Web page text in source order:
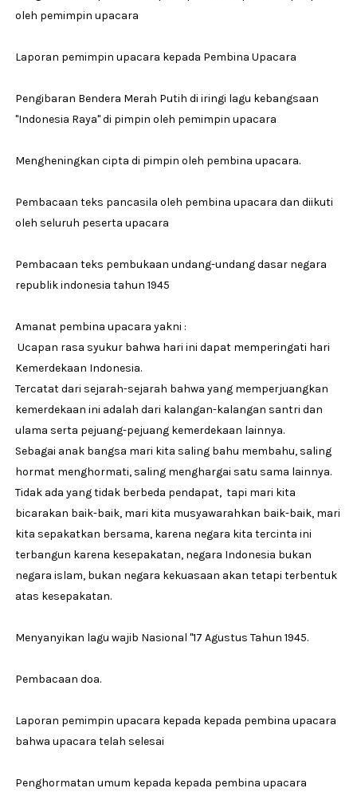
oleh pemimpin upacara
Laporan pemimpin upacara kepada Pembina Upacara
Pengibaran Bendera Merah Putih di iringi lagu kebangsaan
"Indonesia Raya" di pimpin oleh pemimpin upacara
Mengheningkan cipta di pimpin oleh pembina upacara.
Pembacaan teks pancasila oleh pembina upacara dan diikuti
oleh seluruh peserta upacara
Pembacaan teks pembukaan undang-undang dasar negara
republik indonesia tahun 1945
Amanat pembina upacara yakni :
Ucapan rasa syukur bahwa hari ini dapat memperingati hari
Kemerdekaan Indonesia.
Tercatat dari sejarah-sejarah bahwa yang memperjuangkan
kemerdekaan ini adalah dari kalangan-kalangan santri dan
ulama serta pejuang-pejuang kemerdekaan lainnya.
Sebagai anak bangsa mari kita saling bahu membahu, saling
hormat menghormati, saling menghargai satu sama lainnya.
Tidak ada yang tidak berbeda pendapat, tapi mari kita
bicarakan baik-baik, mari kita musyawarahkan baik-baik, mari
kita sepakatkan bersama, karena negara kita tercinta ini
terbangun karena kesepakatan, negara Indonesia bukan
negara islam, bukan negara kekuasaan akan tetapi terbentuk
atas kesepakatan.
Menyanyikan lagu wajib Nasional "17 Agustus Tahun 1945.
Pembacaan doa.
Laporan pemimpin upacara kepada kepada pembina upacara
bahwa upacara telah selesai
Penghormatan umum kepada kepada pembina upacara